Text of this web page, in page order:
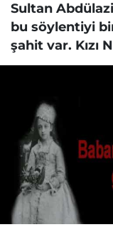
Sultan
bu söylentiyi
şahit var. Kızı